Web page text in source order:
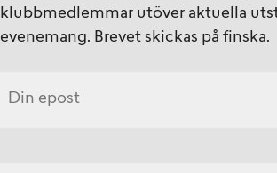
klubbmedlemmar utöver aktuella
evenemang. Brevet skickas på finska.